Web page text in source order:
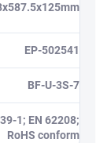
EP-502541
BF-U-3S-7
1; EN 62208;
RoHS conform